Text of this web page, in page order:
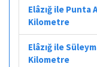
Elâzığ ile Punta
Kilometre
Elâzığ ile
Kilometre